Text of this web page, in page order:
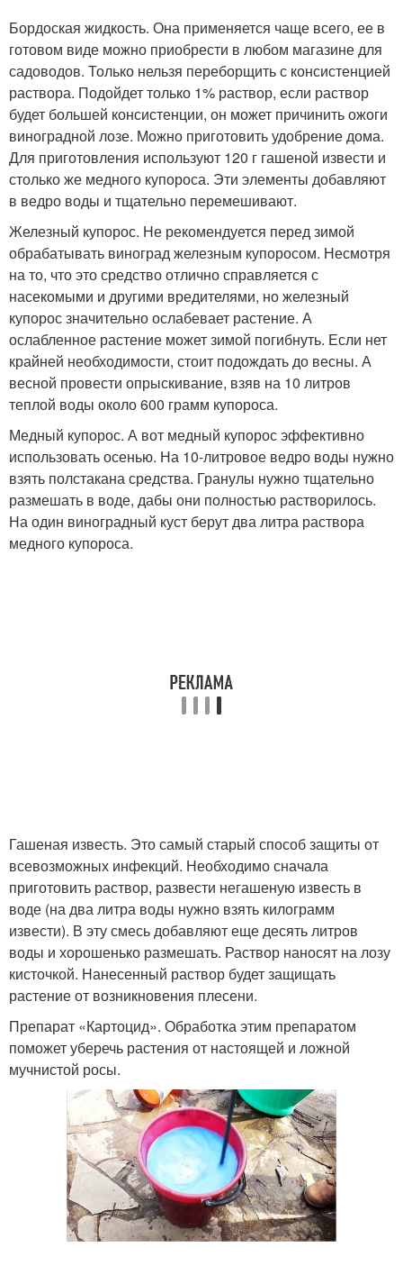
Бордоская жидкость. Она применяется чаще всего, ее в
готовом виде можно приобрести в любом магазине для
садоводов. Только нельзя переборщить с консистенцией
раствора. Подойдет только 1% раствор, если раствор
будет большей консистенции, он может причинить ожоги
виноградной лозе. Можно приготовить удобрение дома.
Для приготовления используют 120 г гашеной извести и
столько же медного купороса. Эти элементы добавляют
в ведро воды и тщательно перемешивают.
Железный купорос. Не рекомендуется перед зимой
обрабатывать виноград железным купоросом. Несмотря
на то, что это средство отлично справляется с
насекомыми и другими вредителями, но железный
купорос значительно ослабевает растение. А
ослабленное растение может зимой погибнуть. Если нет
крайней необходимости, стоит подождать до весны. А
весной провести опрыскивание, взяв на 10 литров
теплой воды около 600 грамм купороса.
Медный купорос. А вот медный купорос эффективно
использовать осенью. На 10-литровое ведро воды нужно
взять полстакана средства. Гранулы нужно тщательно
размешать в воде, дабы они полностью растворилось.
На один виноградный куст берут два литра раствора
медного купороса.
Гашеная известь. Это самый старый способ защиты от
всевозможных инфекций. Необходимо сначала
приготовить раствор, развести негашеную известь в
воде (на два литра воды нужно взять килограмм
извести). В эту смесь добавляют еще десять литров
воды и хорошенько размешать. Раствор наносят на лозу
кисточкой. Нанесенный раствор будет защищать
растение от возникновения плесени.
Препарат «Картоцид». Обработка этим препаратом
поможет уберечь растения от настоящей и ложной
мучнистой росы.